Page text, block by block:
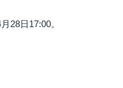
28日17:00。